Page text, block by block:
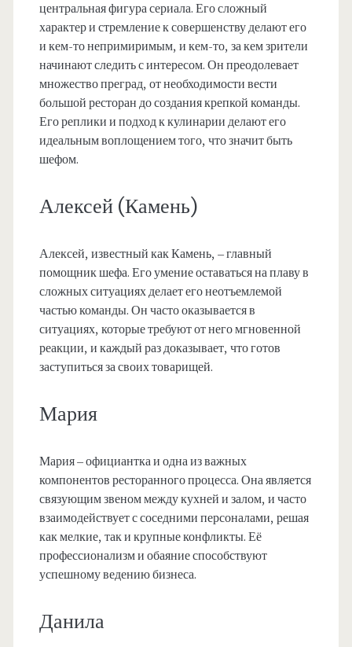
центральная фигура сериала. Его сложный
характер и стремление к совершенству делают его
и кем-то непримиримым, и кем-то, за кем зрители
начинают следить с интересом. Он преодолевает
множество преград, от необходимости вести
большой ресторан до создания крепкой команды.
Его реплики и подход к кулинарии делают его
идеальным воплощением того, что значит быть
шефом.
Алексей (Камень)
Алексей, известный как Камень, – главный
помощник шефа. Его умение оставаться на плаву в
сложных ситуациях делает его неотъемлемой
частью команды. Он часто оказывается в
ситуациях, которые требуют от него мгновенной
реакции, и каждый раз доказывает, что готов
заступиться за своих товарищей.
Мария
Мария – официантка и одна из важных
компонентов ресторанного процесса. Она является
связующим звеном между кухней и залом, и часто
взаимодействует с соседними персоналами, решая
как мелкие, так и крупные конфликты. Её
профессионализм и обаяние способствуют
успешному ведению бизнеса.
Данила